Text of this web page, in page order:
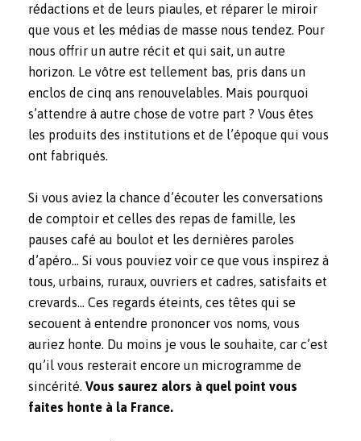
rédactions et de leurs piaules, et réparer le miroir
que vous et les médias de masse nous tendez. Pour
nous offrir un autre récit et qui sait, un autre
horizon. Le vôtre est tellement bas, pris dans un
enclos de cinq ans renouvelables. Mais pourquoi
s’attendre à autre chose de votre part ? Vous êtes
les produits des institutions et de l’époque qui vous
ont fabriqués.
Si vous aviez la chance d’écouter les conversations
de comptoir et celles des repas de famille, les
pauses café au boulot et les dernières paroles
d’apéro… Si vous pouviez voir ce que vous inspirez à
tous, urbains, ruraux, ouvriers et cadres, satisfaits et
crevards… Ces regards éteints, ces têtes qui se
secouent à entendre prononcer vos noms, vous
auriez honte. Du moins je vous le souhaite, car c’est
qu’il vous resterait encore un microgramme de
sincérité. Vous saurez alors à quel point vous
faites honte à la France.